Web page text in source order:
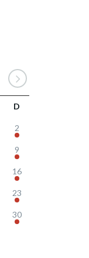
D
2
9
16
23
30